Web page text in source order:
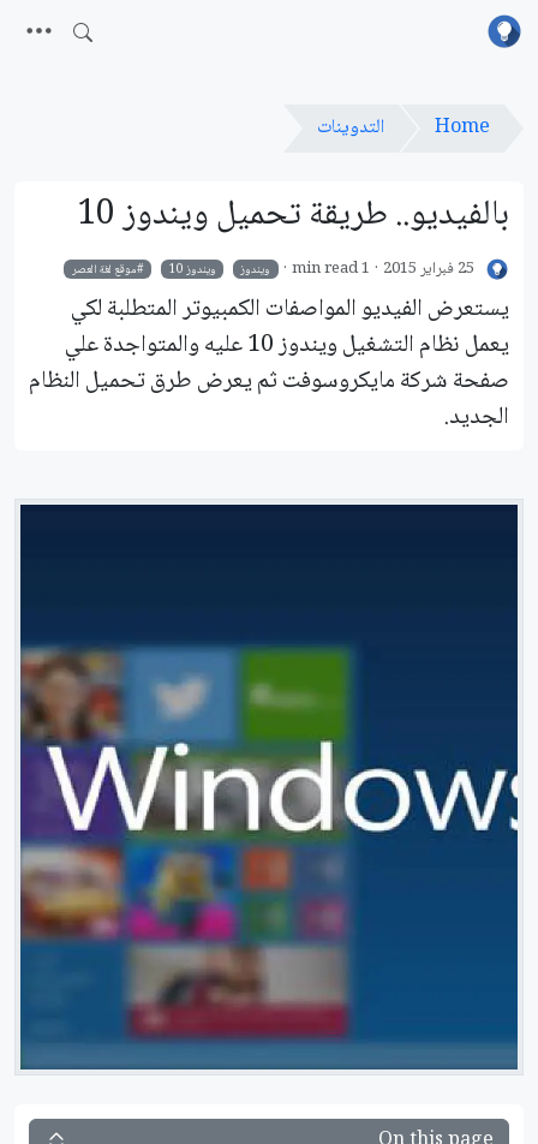
Home التدوينات
بالفيديو.. طريقة تحميل ويندوز 10
25 فبراير 2015 1 min read ويندوز ويندوز 10 موقع لغة العصر
يستعرض الفيديو المواصفات الكمبيوتر المتطلبة لكي
يعمل نظام التشغيل ويندوز 10 عليه والمتواجدة علي
صفحة شركة مايكروسوفت ثم يعرض طرق تحميل النظام
الجديد.